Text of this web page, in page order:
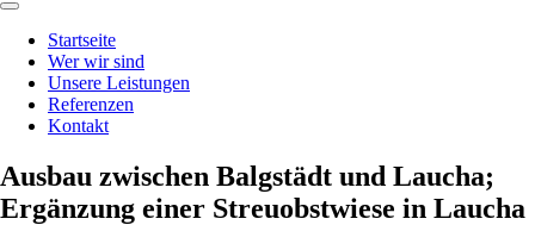
Startseite
Wer wir sind
Unsere Leistungen
Referenzen
Kontakt
Ausbau zwischen Balgstädt und Laucha;
Ergänzung einer Streuobstwiese in Laucha